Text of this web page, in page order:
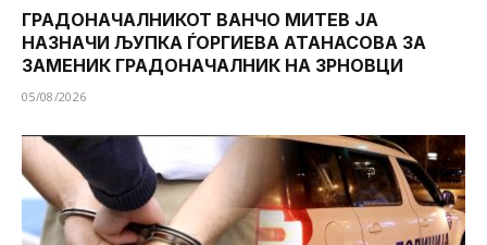
ГРАДОНАЧАЛНИКОТ ВАНЧО МИТЕВ ЈА
НАЗНАЧИ ЉУПКА ЃОРГИЕВА АТАНАСОВА ЗА
ЗАМЕНИК ГРАДОНАЧАЛНИК НА ЗРНОВЦИ
05/08/2026